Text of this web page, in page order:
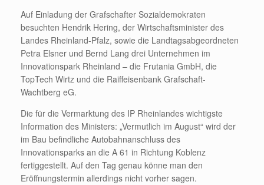
Auf Einladung der Grafschafter Sozialdemokraten
besuchten Hendrik Hering, der Wirtschaftsminister des
Landes Rheinland-Pfalz, sowie die Landtagsabgeordneten
Petra Elsner und Bernd Lang drei Unternehmen im
Innovationspark Rheinland – die Frutania GmbH, die
TopTech Wirtz und die Raiffeisenbank Grafschaft-
Wachtberg eG.
Die für die Vermarktung des IP Rheinlandes wichtigste
Information des Ministers: „Vermutlich im August“ wird der
im Bau befindliche Autobahnanschluss des
Innovationsparks an die A 61 in Richtung Koblenz
fertiggestellt. Auf den Tag genau könne man den
Eröffnungstermin allerdings nicht vorher sagen.